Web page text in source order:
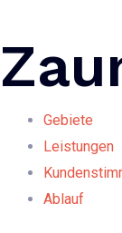
springen
Gebiete
Leistungen
Ablauf